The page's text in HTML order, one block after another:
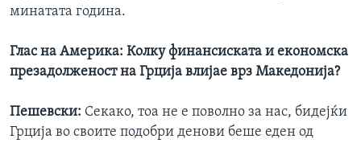
минатата година.
Глас на Америка: Колку финансиската и економска
презадолженост на Грција влијае врз Македонија?
Пешевски: Секако, тоа не е поволно за нас, бидејќи
Грција во своите подобри денови беше еден од